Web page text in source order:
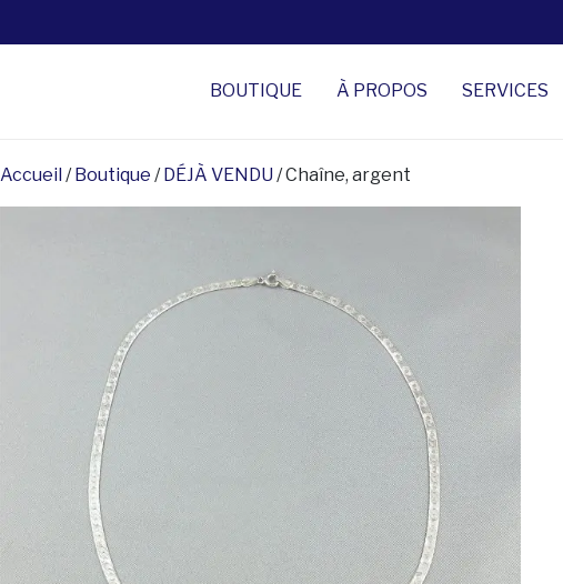
BOUTIQUE À PROPOS SERVICES
Accueil /Boutique /DÉJÀ VENDU / Chaîne, argent